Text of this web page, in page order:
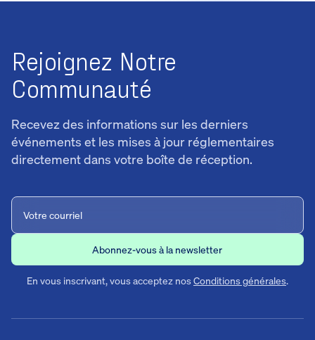
Rejoignez Notre
Communauté
Recevez des informations sur les derniers
événements et les mises à jour réglementaires
directement dans votre boîte de réception.
En vous inscrivant, vous acceptez nosConditions générales.